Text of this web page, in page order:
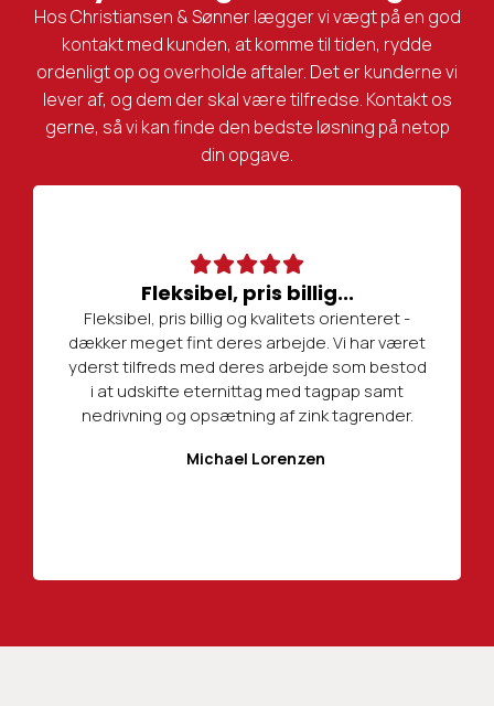
Hos Christiansen & Sønner lægger vi vægt på en god
kontakt med kunden, at komme til tiden, rydde
ordenligt op og overholde aftaler. Det er kunderne vi
lever af, og dem der skal være tilfredse. Kontakt os
gerne, så vi kan finde den bedste løsning på netop
din opgave.
Fleksibel, pris billig...
Fleksibel, pris billig og kvalitets orienteret -
dækker meget fint deres arbejde. Vi har været
yderst tilfreds med deres arbejde som bestod
i at udskifte eternittag med tagpap samt
nedrivning og opsætning af zink tagrender.
Michael Lorenzen